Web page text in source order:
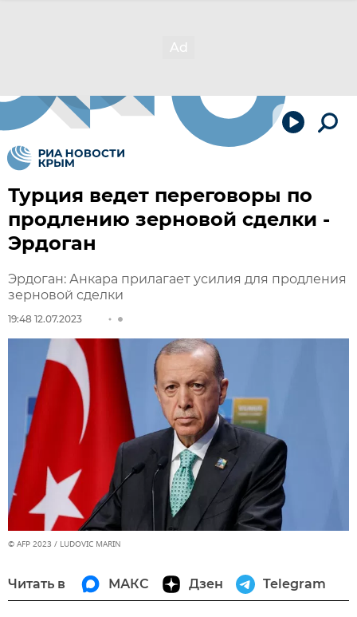
Турция ведет переговоры по
продлению зерновой сделки -
Эрдоган
Эрдоган: Анкара прилагает усилия для продления
зерновой сделки
19:48 12.07.2023
© AFP 2023 / LUDOVIC MARIN
Читать в МАКС Дзен Telegram